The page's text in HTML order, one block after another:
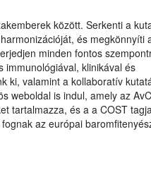
között. Serkenti a
és megkönnyíti
minden fontos
immunológiával, klinikával és
ki, valamint a kollaboratív
weboldal is indul, amely az
tartalmazza, és a a COST
az európai